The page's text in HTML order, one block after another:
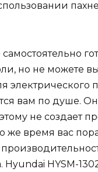
но не можете
электрического
вам по душе.
не создает
же время вас
Hyundai HYSM-